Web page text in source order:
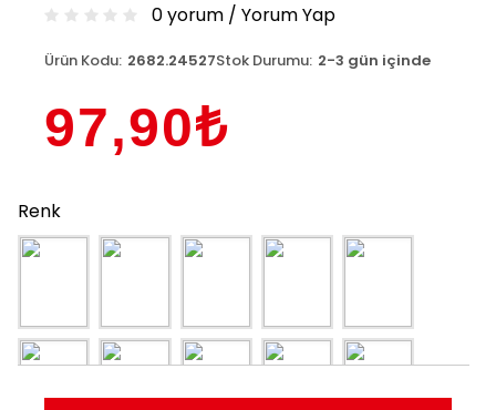
0 yorum/ Yorum Yap
Ürün Kodu: 2682.24527Stok Durumu: 2-3 gün içinde
97,90₺
Renk